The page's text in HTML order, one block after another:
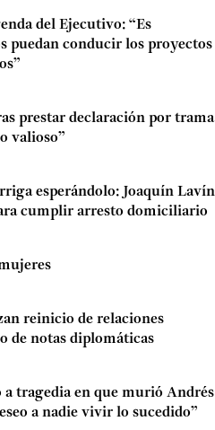
del Ejecutivo: “Es
puedan conducir los proyectos
prestar declaración por trama
valioso”
esperándolo: Joaquín Lavín
cumplir arresto domiciliario
reinicio de relaciones
de notas diplomáticas
tragedia en que murió Andrés
a nadie vivir lo sucedido”